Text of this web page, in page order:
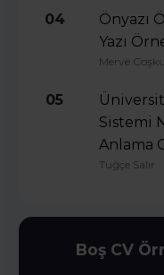
04
Önyazı
Yazı
Merve
05
Sistemi
Anlama
Tuğçe Salır
Boş CV